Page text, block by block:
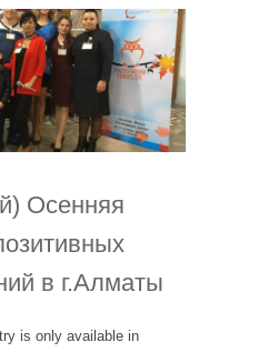
Осенняя
в г.Алматы
is only available in